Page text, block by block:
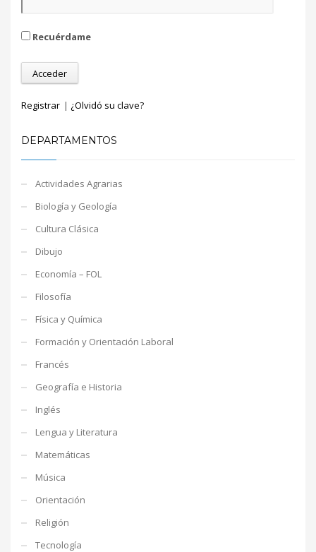
Recuérdame
Registrar | ¿Olvidó su clave?
DEPARTAMENTOS
Actividades Agrarias
Biología y Geología
Cultura Clásica
Dibujo
Economía – FOL
Filosofía
Física y Química
Formación y Orientación Laboral
Francés
Geografía e Historia
Inglés
Lengua y Literatura
Matemáticas
Música
Orientación
Religión
Tecnología